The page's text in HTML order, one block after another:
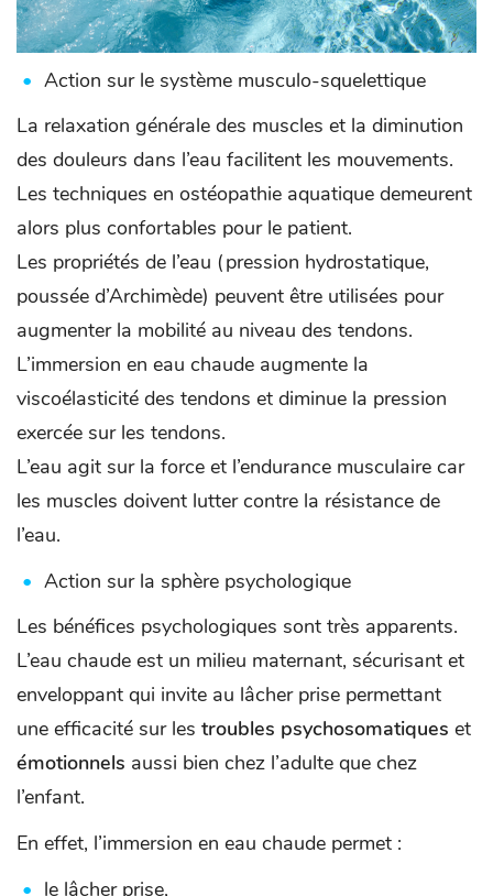
Action sur le système musculo-squelettique
La relaxation générale des muscles et la diminution
des douleurs dans l’eau facilitent les mouvements.
Les techniques en ostéopathie aquatique demeurent
alors plus confortables pour le patient.
Les propriétés de l’eau (pression hydrostatique,
poussée d’Archimède) peuvent être utilisées pour
augmenter la mobilité au niveau des tendons.
L’immersion en eau chaude augmente la
viscoélasticité des tendons et diminue la pression
exercée sur les tendons.
L’eau agit sur la force et l’endurance musculaire car
les muscles doivent lutter contre la résistance de
l’eau.
Action sur la sphère psychologique
Les bénéfices psychologiques sont très apparents.
L’eau chaude est un milieu maternant, sécurisant et
enveloppant qui invite au lâcher prise permettant
une efficacité sur les troubles psychosomatiques et
émotionnels aussi bien chez l’adulte que chez
l’enfant.
En effet, l’immersion en eau chaude permet :
le lâcher prise,